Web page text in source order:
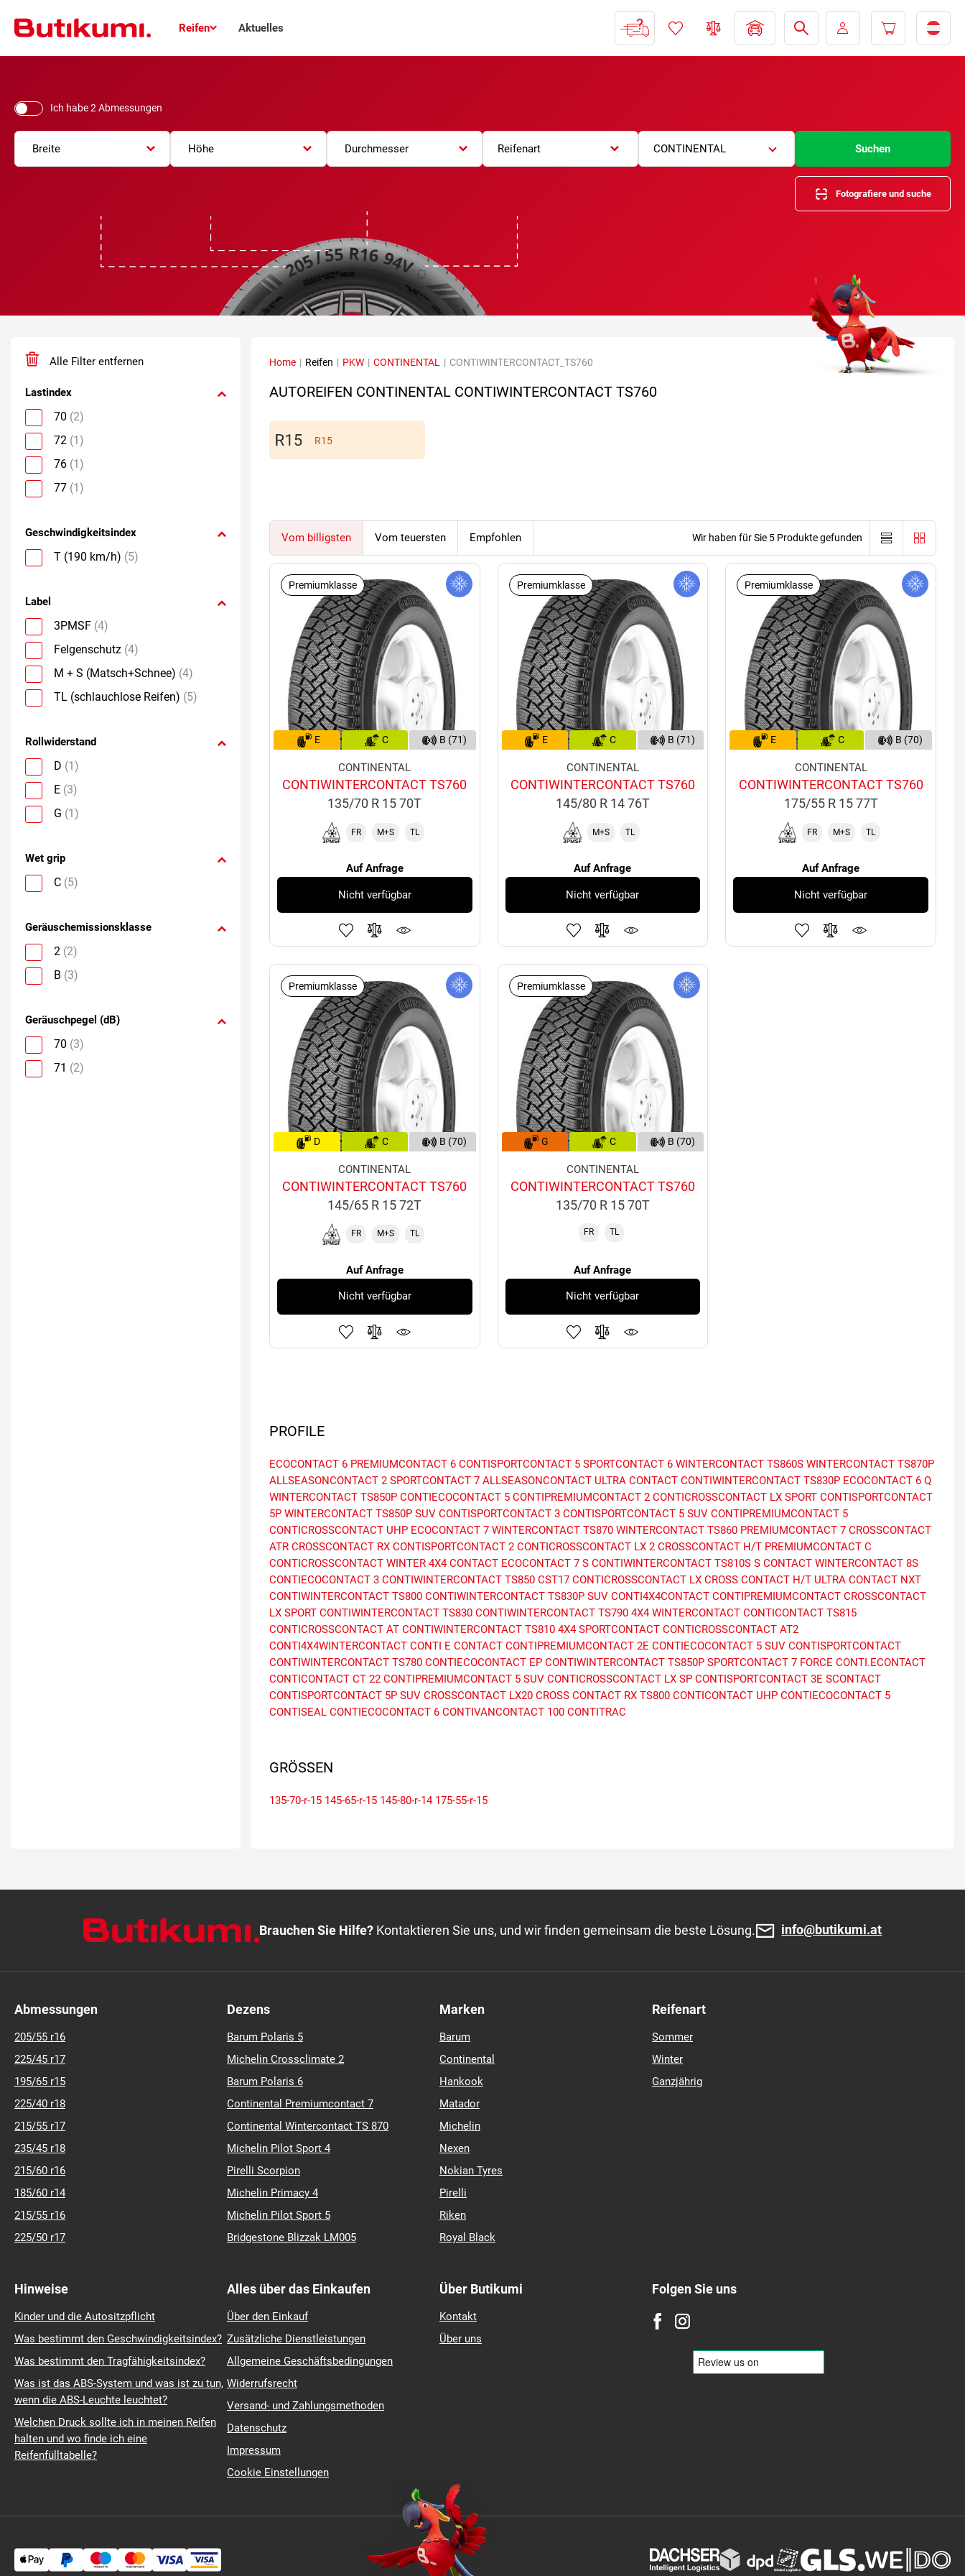
Reifen Aktuelles
Ich habe 2 Abmessungen
Breite Höhe Durchmesser Reifenart CONTINENTAL Suchen
Fotografiere und suche
Alle Filter entfernen
Lastindex
70 (2)
72 (1)
76 (1)
77 (1)
Geschwindigkeitsindex
T (190 km/h) (5)
Label
3PMSF (4)
Felgenschutz (4)
M + S (Matsch+Schnee) (4)
TL (schlauchlose Reifen) (5)
Rollwiderstand
D (1)
E (3)
G (1)
Wet grip
C (5)
Geräuschemissionsklasse
2 (2)
B (3)
Geräuschpegel (dB)
70 (3)
71 (2)
Home | Reifen | PKW | CONTINENTAL | CONTIWINTERCONTACT_TS760
AUTOREIFEN CONTINENTAL CONTIWINTERCONTACT TS760
R15
Vom billigsten Vom teuersten Empfohlen Wir haben für Sie 5 Produkte gefunden
Premiumklasse
E C B (71)
CONTINENTAL
CONTIWINTERCONTACT TS760
135/70 R 15 70T
FR M+S TL
Auf Anfrage
Nicht verfügbar
Premiumklasse
E C B (71)
CONTINENTAL
CONTIWINTERCONTACT TS760
145/80 R 14 76T
M+S TL
Auf Anfrage
Nicht verfügbar
Premiumklasse
E C B (70)
CONTINENTAL
CONTIWINTERCONTACT TS760
175/55 R 15 77T
FR M+S TL
Auf Anfrage
Nicht verfügbar
Premiumklasse
D C B (70)
CONTINENTAL
CONTIWINTERCONTACT TS760
145/65 R 15 72T
FR M+S TL
Auf Anfrage
Nicht verfügbar
Premiumklasse
G C B (70)
CONTINENTAL
CONTIWINTERCONTACT TS760
135/70 R 15 70T
FR TL
Auf Anfrage
Nicht verfügbar
PROFILE
ECOCONTACT 6 PREMIUMCONTACT 6 CONTISPORTCONTACT 5 SPORTCONTACT 6 WINTERCONTACT TS860S WINTERCONTACT TS870P
ALLSEASONCONTACT 2 SPORTCONTACT 7 ALLSEASONCONTACT ULTRA CONTACT CONTIWINTERCONTACT TS830P ECOCONTACT 6 Q
WINTERCONTACT TS850P CONTIECOCONTACT 5 CONTIPREMIUMCONTACT 2 CONTICROSSCONTACT LX SPORT CONTISPORTCONTACT
5P WINTERCONTACT TS850P SUV CONTISPORTCONTACT 3 CONTISPORTCONTACT 5 SUV CONTIPREMIUMCONTACT 5
CONTICROSSCONTACT UHP ECOCONTACT 7 WINTERCONTACT TS870 WINTERCONTACT TS860 PREMIUMCONTACT 7 CROSSCONTACT
ATR CROSSCONTACT RX CONTISPORTCONTACT 2 CONTICROSSCONTACT LX 2 CROSSCONTACT H/T PREMIUMCONTACT C
CONTICROSSCONTACT WINTER 4X4 CONTACT ECOCONTACT 7 S CONTIWINTERCONTACT TS810S S CONTACT WINTERCONTACT 8S
CONTIECOCONTACT 3 CONTIWINTERCONTACT TS850 CST17 CONTICROSSCONTACT LX CROSS CONTACT H/T ULTRA CONTACT NXT
CONTIWINTERCONTACT TS800 CONTIWINTERCONTACT TS830P SUV CONTI4X4CONTACT CONTIPREMIUMCONTACT CROSSCONTACT
LX SPORT CONTIWINTERCONTACT TS830 CONTIWINTERCONTACT TS790 4X4 WINTERCONTACT CONTICONTACT TS815
CONTICROSSCONTACT AT CONTIWINTERCONTACT TS810 4X4 SPORTCONTACT CONTICROSSCONTACT AT2
CONTI4X4WINTERCONTACT CONTI E CONTACT CONTIPREMIUMCONTACT 2E CONTIECOCONTACT 5 SUV CONTISPORTCONTACT
CONTIWINTERCONTACT TS780 CONTIECOCONTACT EP CONTIWINTERCONTACT TS850P SPORTCONTACT 7 FORCE CONTI.ECONTACT
CONTICONTACT CT 22 CONTIPREMIUMCONTACT 5 SUV CONTICROSSCONTACT LX SP CONTISPORTCONTACT 3E SCONTACT
CONTISPORTCONTACT 5P SUV CROSSCONTACT LX20 CROSS CONTACT RX TS800 CONTICONTACT UHP CONTIECOCONTACT 5
CONTISEAL CONTIECOCONTACT 6 CONTIVANCONTACT 100 CONTITRAC
GRÖSSEN
135-70-r-15 145-65-r-15 145-80-r-14 175-55-r-15
Brauchen Sie Hilfe? Kontaktieren Sie uns, und wir finden gemeinsam die beste Lösung. info@butikumi.at
Abmessungen
205/55 r16
225/45 r17
195/65 r15
225/40 r18
215/55 r17
235/45 r18
215/60 r16
185/60 r14
215/55 r16
225/50 r17
Dezens
Barum Polaris 5
Michelin Crossclimate 2
Barum Polaris 6
Continental Premiumcontact 7
Continental Wintercontact TS 870
Michelin Pilot Sport 4
Pirelli Scorpion
Michelin Primacy 4
Michelin Pilot Sport 5
Bridgestone Blizzak LM005
Marken
Barum
Continental
Hankook
Matador
Michelin
Nexen
Nokian Tyres
Pirelli
Riken
Royal Black
Reifenart
Sommer
Winter
Ganzjährig
Hinweise
Kinder und die Autositzpflicht
Was bestimmt den Geschwindigkeitsindex?
Was bestimmt den Tragfähigkeitsindex?
Was ist das ABS-System und was ist zu tun,
wenn die ABS-Leuchte leuchtet?
Welchen Druck sollte ich in meinen Reifen
halten und wo finde ich eine
Reifenfülltabelle?
Alles über das Einkaufen
Über den Einkauf
Zusätzliche Dienstleistungen
Allgemeine Geschäftsbedingungen
Widerrufsrecht
Versand- und Zahlungsmethoden
Datenschutz
Impressum
Cookie Einstellungen
Über Butikumi
Kontakt
Über uns
Folgen Sie uns